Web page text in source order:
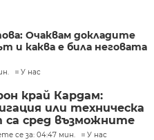
Очаквам докладите
и каква е била неговата
У нас
край Кардам:
или техническа
са сред възможните
се за: 04:47 мин. У нас